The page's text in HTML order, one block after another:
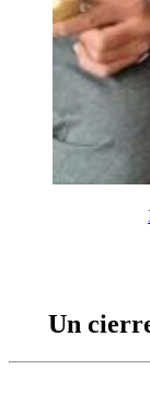
Un